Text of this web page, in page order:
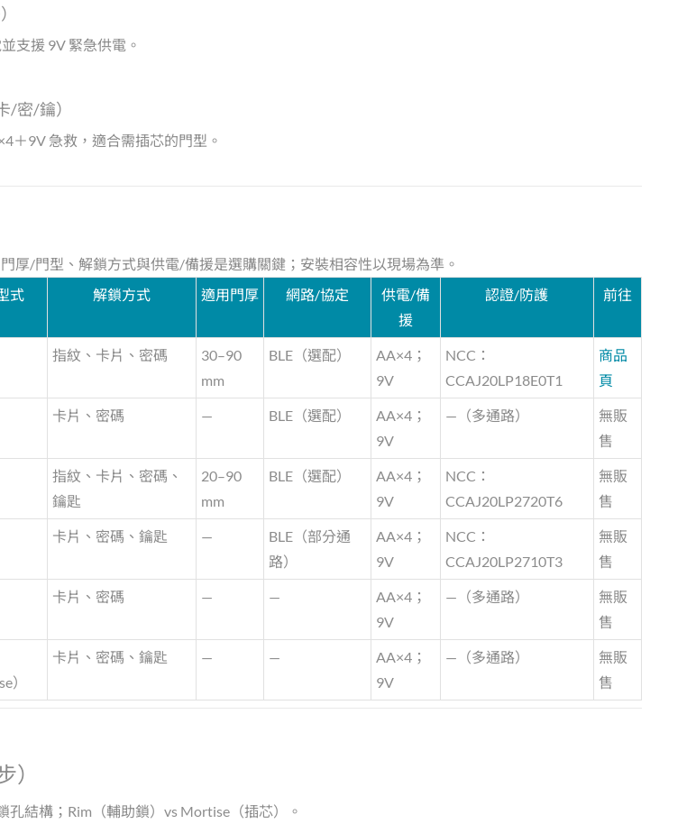
支援 9V 緊急供電。
/密/鑰）
＋9V 急救，適合需插芯的門型。
門厚/門型、解鎖方式與供電/備援是選購關鍵；安裝相容性以現場為準。
式 解鎖方式 適用門厚 網路/協定
供電/備
援
認證/防護 前往
指紋、卡片、密碼
30–90
mm
BLE（選配）
AA×4；
9V
NCC：
CCAJ20LP18E0T1
商品
頁
卡片、密碼 — BLE（選配）
AA×4；
9V
—（多通路）
無販
售
指紋、卡片、密碼、
鑰匙
20–90
mm
BLE（選配）
AA×4；
9V
NCC：
CCAJ20LP2720T6
無販
售
卡片、密碼、鑰匙 —
BLE（部分通
路）
AA×4；
9V
NCC：
CCAJ20LP2710T3
無販
售
卡片、密碼 — —
AA×4；
9V
—（多通路）
無販
售
）
卡片、密碼、鑰匙 — —
AA×4；
9V
—（多通路）
無販
售
）
孔結構；Rim（輔助鎖）vs Mortise（插芯）。